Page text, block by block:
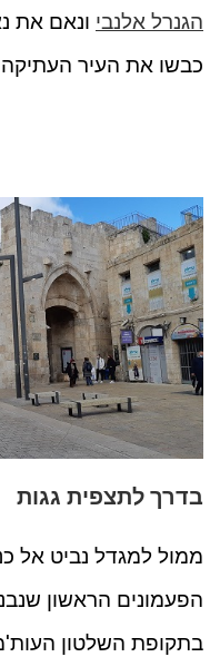
הגנרל אלנבי ונאם את
כבשו את העיר
בדרך לתצפית גגות
ממול למגדל נביט אל
הפעמונים הראשון
בתקופת השלטון